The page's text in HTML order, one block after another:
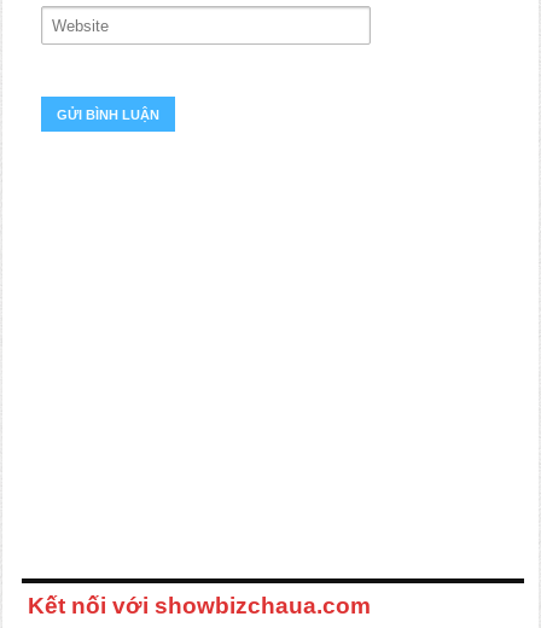
Kết nối với showbizchaua.com